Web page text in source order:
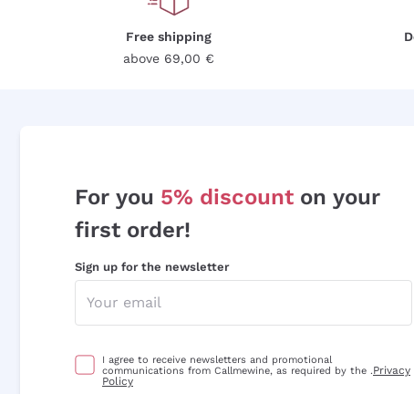
Free shipping
above 69,00 €
For you 5% discount on your
first order!
Sign up for the newsletter
I agree to receive newsletters and promotional
communications from Callmewine, as required by the .Privacy
Policy